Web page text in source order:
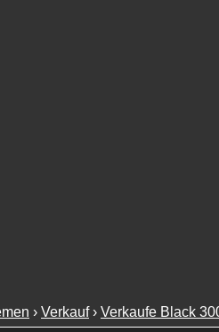
› Verkauf› Verkaufe Black